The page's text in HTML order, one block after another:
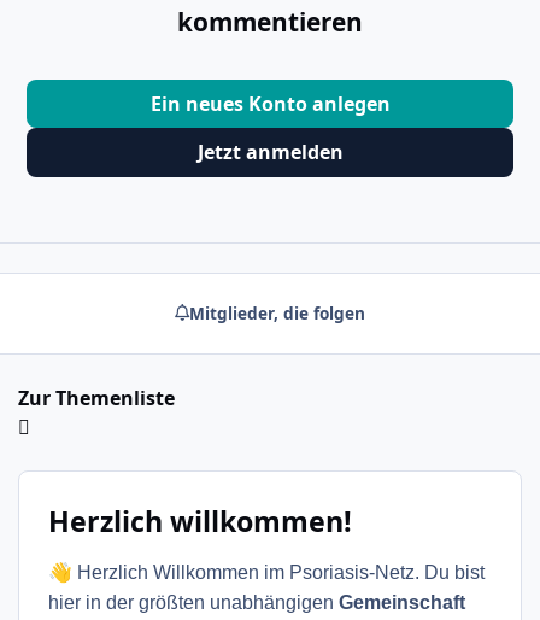
kommentieren
Ein neues Konto anlegen
Jetzt anmelden
Mitglieder, die folgen
Zur Themenliste
Herzlich willkommen!
👋 Herzlich Willkommen im Psoriasis-Netz. Du bist
hier in der größten unabhängigen Gemeinschaft